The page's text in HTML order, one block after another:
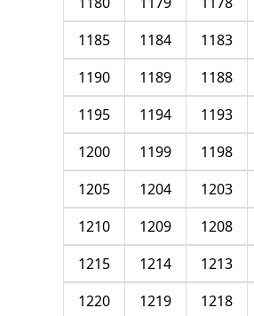
1183
1184
1185
1188
1189
1190
1193
1194
1195
1198
1199
1200
1203
1204
1205
1208
1209
1210
1213
1214
1215
1218
1219
1220